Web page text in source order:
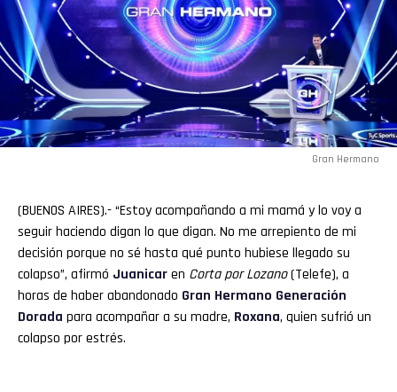
Gran Hermano
(BUENOS AIRES).- “Estoy acompañando a mi mamá y lo voy a
seguir haciendo digan lo que digan. No me arrepiento de mi
decisión porque no sé hasta qué punto hubiese llegado su
colapso”, afirmó Juanicaren Corta por Lozano(Telefe), a
horas de haber abandonado Gran Hermano Generación
Dorada para acompañar a su madre, Roxana, quien sufrió un
colapso por estrés.